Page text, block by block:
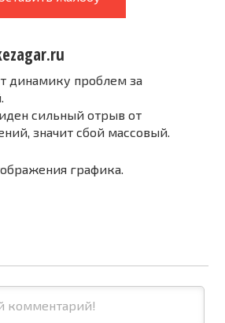
динамику проблем за
сильный отрыв от
значит сбой массовый.
графика.